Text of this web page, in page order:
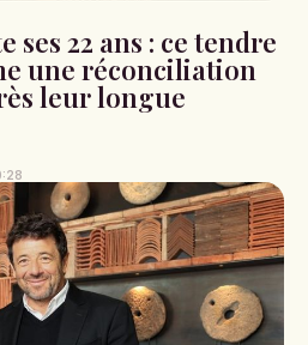
ses 22 ans : ce tendre
une réconciliation
leur longue